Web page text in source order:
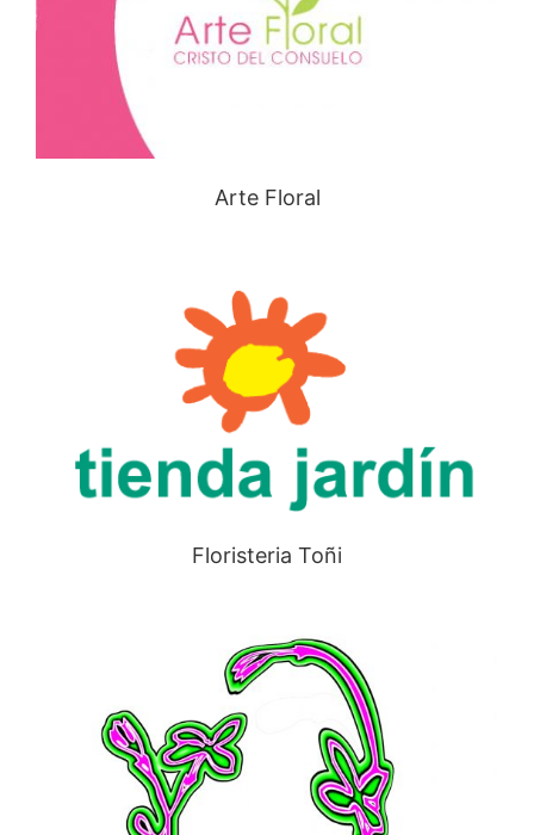
Arte Floral
Floristeria Toñi